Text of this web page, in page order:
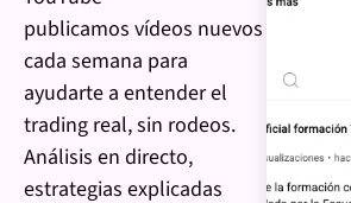
publicamos vídeos nuevos
cada semana para
ayudarte a entender el
trading real, sin rodeos.
Análisis en directo,
estrategias explicadas